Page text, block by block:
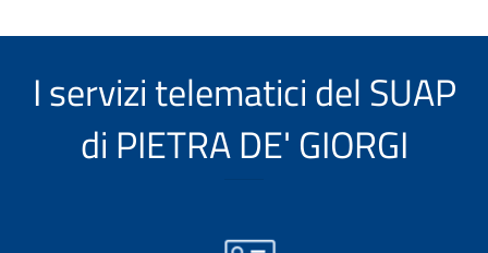
I servizi telematici del SUAP
di PIETRA DE' GIORGI